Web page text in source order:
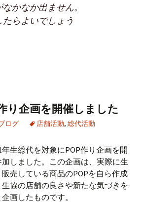
なかなか出ません。
たらよいでしょう
り企画を開催しました
ログ 店舗活動, 総代活動
生総代を対象にPOP作り企画を開
しました。この企画は、実際に生
売している商品のPOPを自ら作成
協の店舗の良さや新たな気づきを
画したものです。